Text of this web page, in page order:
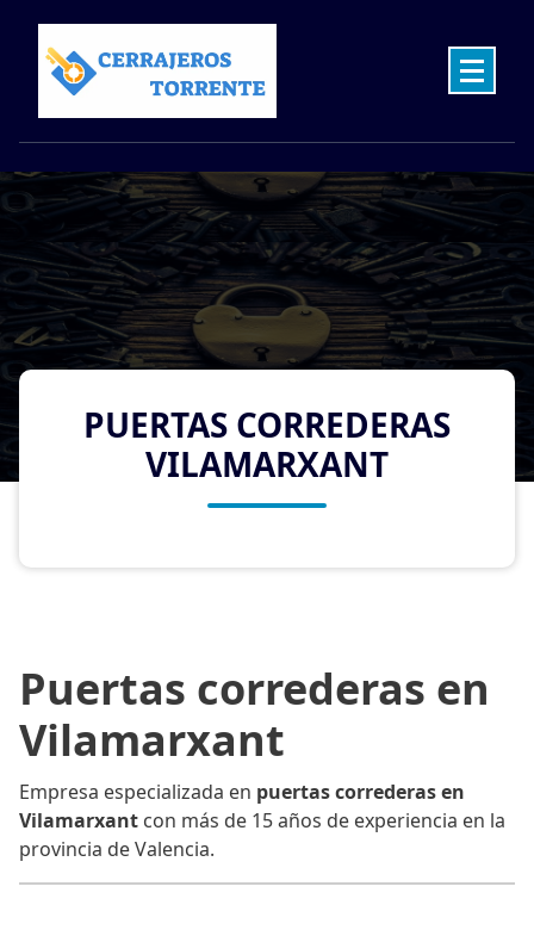
content
PUERTAS CORREDERAS
VILAMARXANT
Puertas correderas en
Vilamarxant
Empresa especializada en puertas correderas en
Vilamarxant con más de 15 años de experiencia en la
provincia de Valencia.